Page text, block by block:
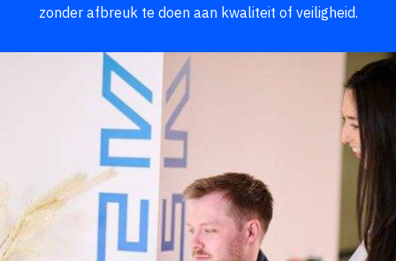
zonder afbreuk te doen aan kwaliteit of veiligheid.